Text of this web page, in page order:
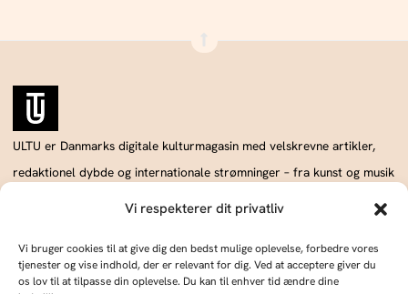
Vi respekterer dit privatliv
Vi bruger cookies til at give dig den bedst mulige oplevelse, forbedre vores
tjenester og vise indhold, der er relevant for dig. Ved at acceptere giver du
os lov til at tilpasse din oplevelse. Du kan til enhver tid ændre dine
ULTU er Danmarks digitale kulturmagasin med velskrevne artikler,
redaktionel dybde og internationale strømninger – fra kunst og musik
Annoncér hos os Om os